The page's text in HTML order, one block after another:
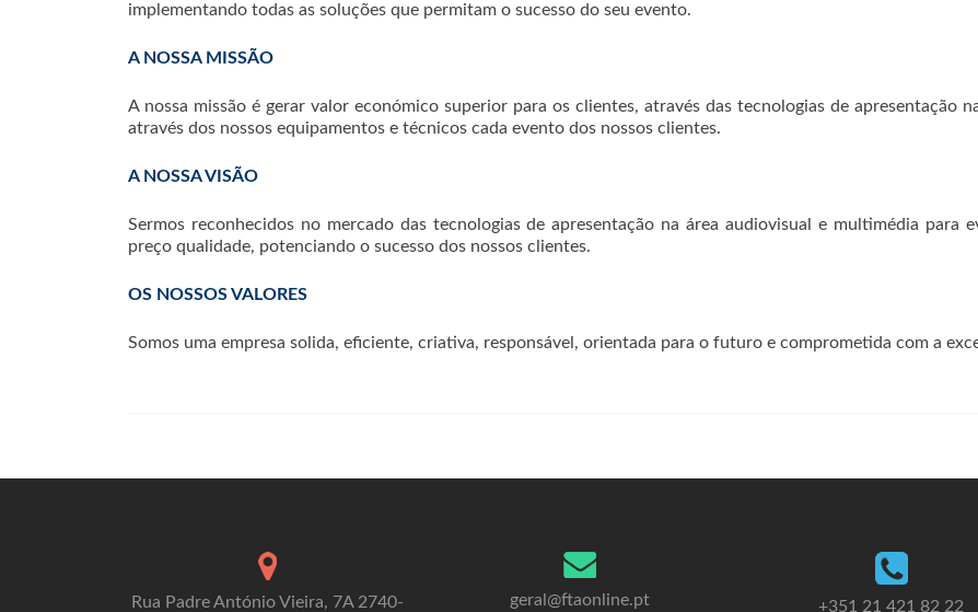
implementando todas as soluções que permitam o sucesso do seu evento.
A NOSSA MISSÃO
A nossa missão é gerar valor económico superior para os clientes, através das tecnologias de apresentação
através dos nossos equipamentos e técnicos cada evento dos nossos clientes.
A NOSSA VISÃO
Sermos reconhecidos no mercado das tecnologias de apresentação na área audiovisual e multimédia para
preço qualidade, potenciando o sucesso dos nossos clientes.
OS NOSSOS VALORES
Somos uma empresa solida, eficiente, criativa, responsável, orientada para o futuro e comprometida com a
Rua Padre António Vieira, 7A 2740- geral@ftaonline.pt +351 21 421 82 22